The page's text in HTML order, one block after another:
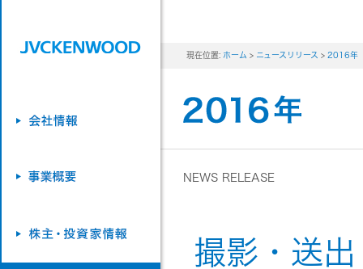
現在位置: ホーム > ニュースリリース > 2016年
NEWS RELEASE
撮影・送